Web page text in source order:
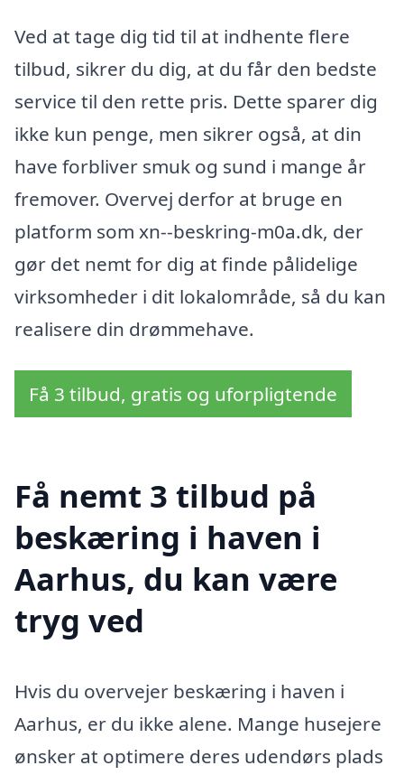
Ved at tage dig tid til at indhente flere
tilbud, sikrer du dig, at du får den bedste
service til den rette pris. Dette sparer dig
ikke kun penge, men sikrer også, at din
have forbliver smuk og sund i mange år
fremover. Overvej derfor at bruge en
platform som xn--beskring-m0a.dk, der
gør det nemt for dig at finde pålidelige
virksomheder i dit lokalområde, så du kan
realisere din drømmehave.
Få 3 tilbud, gratis og uforpligtende
Få nemt 3 tilbud på
beskæring i haven i
Aarhus, du kan være
tryg ved
Hvis du overvejer beskæring i haven i
Aarhus, er du ikke alene. Mange husejere
ønsker at optimere deres udendørs plads